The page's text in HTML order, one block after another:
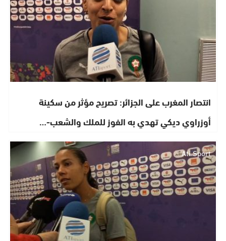
انتصار المغرب على الجزائر: تصريح مؤثر من سكينة
أوزراوي ديكي تهدي به الفوز للملك والشعب-…
Ati Sport